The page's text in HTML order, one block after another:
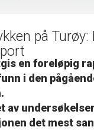
på Turøy:
en foreløpig
i den
av
det mest